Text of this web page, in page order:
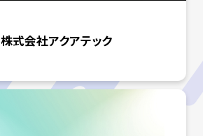
株式会社アクアテック